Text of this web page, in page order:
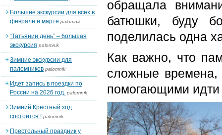
обращала
батюшки, буду
поделилась одна
Как важно, что
сложные
помогающими идти
Большие экскурсии для всех в
феврале и марте palomnik
“Татьянин день” – большая
экскурсия palomnik
Зимние экскурсии для
паломников palomnik
Идет запись в поездки по
России на 2026 год. palomnik
Зимний Крестный ход
состоится ! palomnik
Престольный праздник у